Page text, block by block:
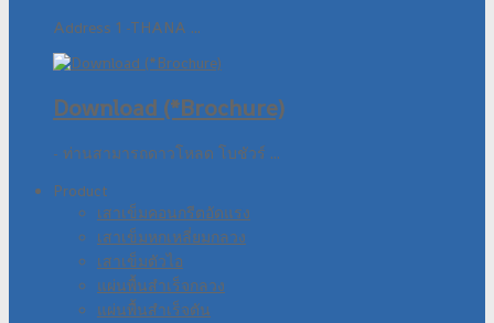
Address 1 -THANA ...
Download (*Brochure)
- ท่านสามารถดาวโหลด โบชัวร์ ...
Product
เสาเข็มคอนกรีตอัดแรง
เสาเข็มหกเหลี่ยมกลวง
เสาเข็มตัวไอ
แผ่นพื้นสำเร็จกลวง
แผ่นพื้นสำเร็จตัน